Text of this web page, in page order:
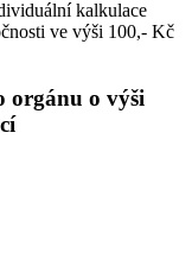
kalkulace
ve výši 100,- Kč
orgánu o výši